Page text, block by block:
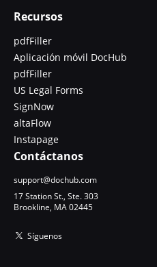
Recursos
pdfFiller
Aplicación móvil DocHub
pdfFiller
US Legal Forms
SignNow
altaFlow
Instapage
Contáctanos
support@dochub.com
17 Station St., Ste. 303
Brookline, MA 02445
Síguenos